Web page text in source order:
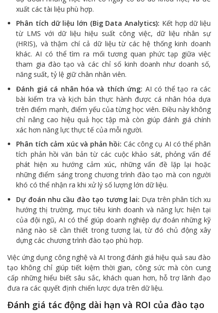
xuất các tài liệu phù hợp.
Phân tích dữ liệu lớn (Big Data Analytics): Kết hợp dữ liệu
từ LMS với dữ liệu hiệu suất công việc, dữ liệu nhân sự
(HRIS), và thậm chí cả dữ liệu từ các hệ thống kinh doanh
khác. AI có thể tìm ra mối tương quan phức tạp giữa việc
tham gia đào tạo và các chỉ số kinh doanh như doanh số,
năng suất, tỷ lệ giữ chân nhân viên.
Đánh giá cá nhân hóa và thích ứng: AI có thể tạo ra các
bài kiểm tra và kịch bản thực hành được cá nhân hóa dựa
trên điểm mạnh, điểm yếu của từng học viên. Điều này không
chỉ nâng cao hiệu quả học tập mà còn giúp đánh giá chính
xác hơn năng lực thực tế của mỗi người.
Phân tích cảm xúc và phản hồi: Các công cụ AI có thể phân
tích phản hồi văn bản từ các cuộc khảo sát, phỏng vấn để
phát hiện xu hướng cảm xúc, những vấn đề lặp lại hoặc
những điểm sáng trong chương trình đào tạo mà con người
khó có thể nhận ra khi xử lý số lượng lớn dữ liệu.
Dự đoán nhu cầu đào tạo tương lai: Dựa trên phân tích xu
hướng thị trường, mục tiêu kinh doanh và năng lực hiện tại
của đội ngũ, AI có thể giúp doanh nghiệp dự đoán những kỹ
năng nào sẽ cần thiết trong tương lai, từ đó chủ động xây
dựng các chương trình đào tạo phù hợp.
Việc ứng dụng công nghệ và AI trong đánh giá hiệu quả sau đào
tạo không chỉ giúp tiết kiệm thời gian, công sức mà còn cung
cấp những hiểu biết sâu sắc, khách quan hơn, hỗ trợ lãnh đạo
đưa ra các quyết định chiến lược dựa trên dữ liệu.
Đánh giá tác động dài hạn và ROI của đào tạo